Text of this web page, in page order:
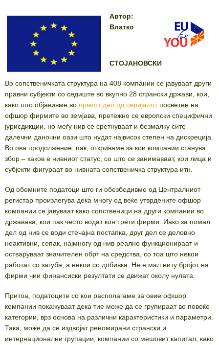
Автор:
Влатко
СТОЈАНОВСКИ
Во сопственичката структура на 408 компании се јавуваат други
правни субјекти со седиште во вкупно 28 странски држави, кои,
како што објавивме во првиот дел од серијалотпосветен на
офшор фирмите во земјава, претежно се европски специфични
јурисдикции, но меѓу нив се сретнуваат и безмалку сите
далечни даночни оази што нудат највисок степен на дискреција.
Во ова продолжение, пак, откриваме за кои компании станува
збор – каков е нивниот статус, со што се занимаваат, кои лица и
субјекти фигураат во нивната сопственичка структура итн.
Од обемните податоци што ги обезбедивме од Централниот
регистар произлегува дека многу од веќе утврдените офшор
компании се јавуваат како сопственици на други компании во
државава, кои пак често водат кон трети фирми. Иако за помал
дел од нив се води стечајна постапка, друг дел се деловно
неактивни, сепак, најмногу од нив реално функционираат и
остваруваат значителен обрт на средства, со тоа што некои
работат со загуба, а некои со добивка. Не е мал ниту бројот на
фирми чии финансиски резултати се движат околу нулата.
Притоа, податоците со кои располагаме за овие офшор
компании покажуваат дека тие може да се групираат во повеќе
категории, врз основа на различни карактеристики и параметри.
Така, може да се издвојат реномирани странски и
интернационални групации, компании со мешовит капитал, како